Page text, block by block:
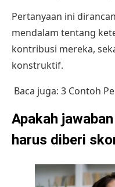
Pertanyaan ini
mendalam tentang
kontribusi mereka,
konstruktif.
Baca juga: 3 Contoh
Apakah
harus diberi